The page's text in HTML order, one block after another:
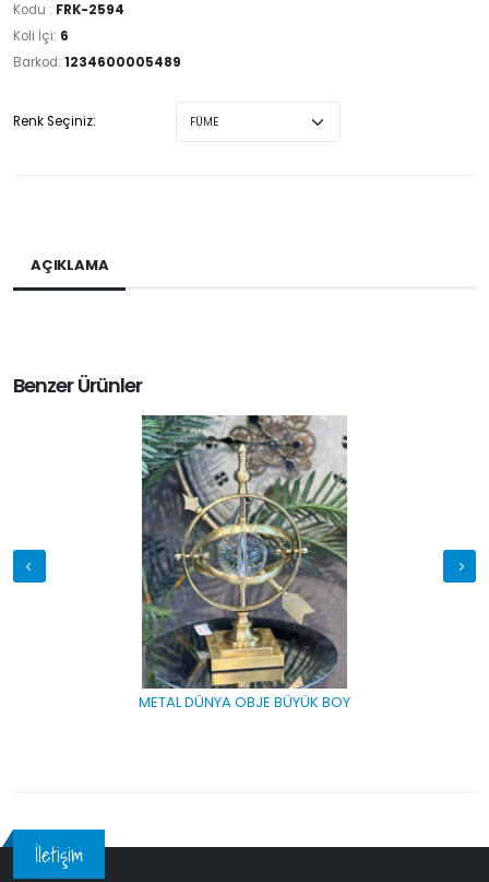
Kodu : FRK-2594
Koli İçi: 6
Barkod: 1234600005489
Renk Seçiniz:
AÇIKLAMA
Benzer Ürünler
METAL DÜNYA OBJE BÜYÜK BOY
İletişim